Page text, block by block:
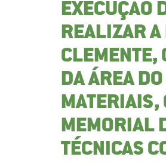
EXECUÇÃO
REALIZAR
CLEMENTE,
DA ÁREA
MATERIAIS,
MEMORIAL
TÉCNICAS